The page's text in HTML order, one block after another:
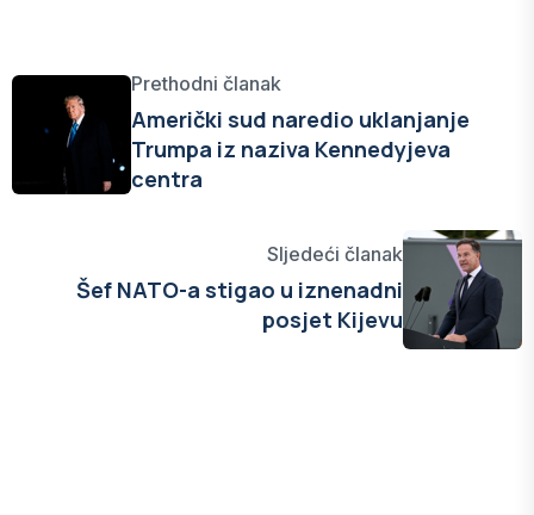
Prethodni članak
Američki sud naredio uklanjanje
Trumpa iz naziva Kennedyjeva
centra
Sljedeći članak
Šef NATO-a stigao u iznenadni
posjet Kijevu